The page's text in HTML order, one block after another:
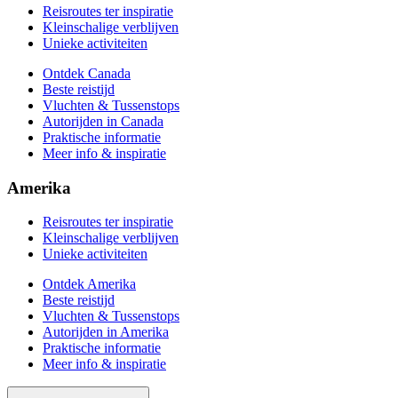
Reisroutes ter inspiratie
Kleinschalige verblijven
Unieke activiteiten
Ontdek Canada
Beste reistijd
Vluchten & Tussenstops
Autorijden in Canada
Praktische informatie
Meer info & inspiratie
Amerika
Reisroutes ter inspiratie
Kleinschalige verblijven
Unieke activiteiten
Ontdek Amerika
Beste reistijd
Vluchten & Tussenstops
Autorijden in Amerika
Praktische informatie
Meer info & inspiratie